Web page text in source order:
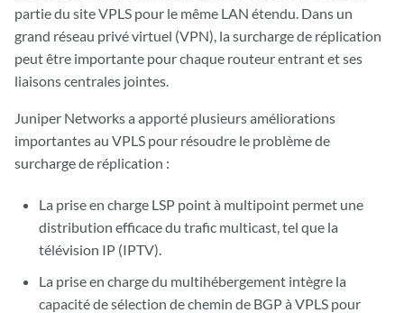
partie du site VPLS pour le même LAN étendu. Dans un
grand réseau privé virtuel (VPN), la surcharge de réplication
peut être importante pour chaque routeur entrant et ses
liaisons centrales jointes.
Juniper Networks a apporté plusieurs améliorations
importantes au VPLS pour résoudre le problème de
surcharge de réplication :
La prise en charge LSP point à multipoint permet une
distribution efficace du trafic multicast, tel que la
télévision IP (IPTV).
La prise en charge du multihébergement intègre la
capacité de sélection de chemin de BGP à VPLS pour